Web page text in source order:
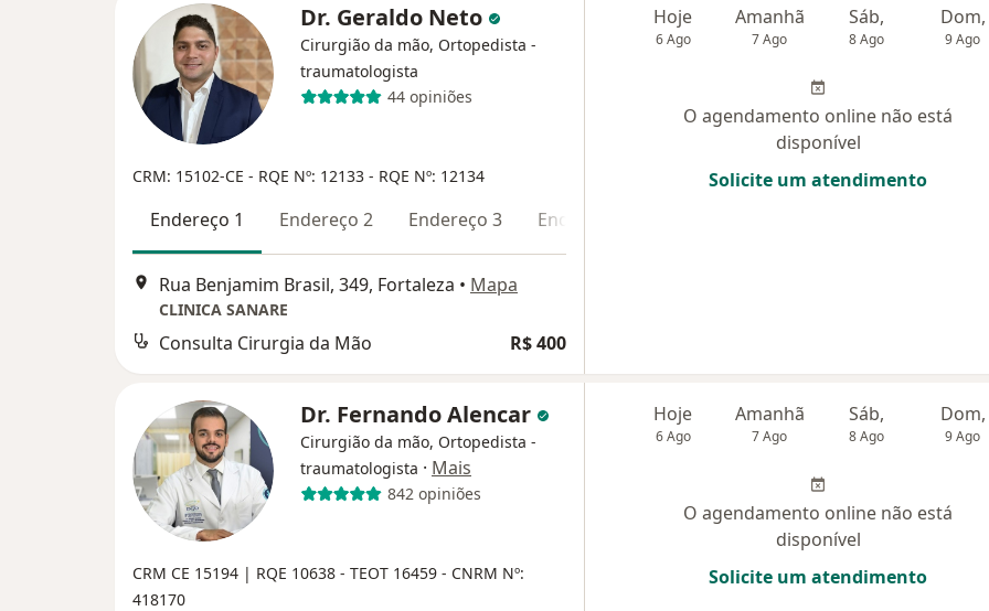
Dr. Geraldo Neto
Cirurgião da mão, Ortopedista -
traumatologista
44 opiniões
CRM: 15102-CE - RQE Nº: 12133 - RQE Nº: 12134
Endereço 1 Endereço 2 Endereço 3 Endereço 4
Rua Benjamim Brasil, 349, Fortaleza • Mapa
CLINICA SANARE
Consulta Cirurgia da Mão R$ 400
Hoje
6 Ago
Amanhã
7 Ago
Sáb,
8 Ago
Dom,
9 Ago
O agendamento online não está
disponível
Solicite um atendimento
Dr. Fernando Alencar
Cirurgião da mão, Ortopedista -
traumatologista · Mais
842 opiniões
CRM CE 15194 | RQE 10638 - TEOT 16459 - CNRM Nº:
418170
Hoje
6 Ago
Amanhã
7 Ago
Sáb,
8 Ago
Dom,
9 Ago
O agendamento online não está
disponível
Solicite um atendimento